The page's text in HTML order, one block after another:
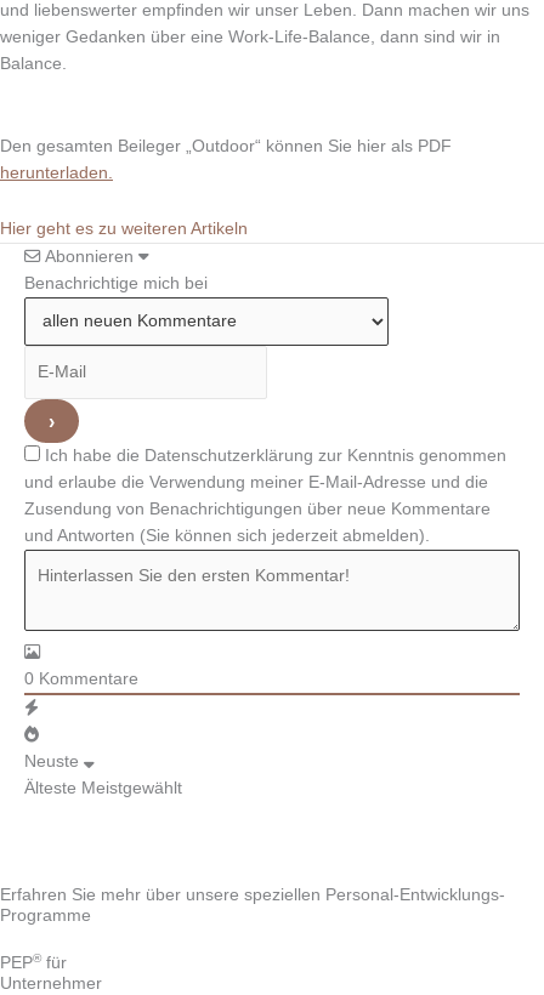
und liebenswerter empfinden wir unser Leben. Dann machen wir uns
weniger Gedanken über eine Work-Life-Balance, dann sind wir in
Balance.
Den gesamten Beileger „Outdoor“ können Sie hier als PDF
herunterladen.
Hier geht es zu weiteren Artikeln
Abonnieren
Benachrichtige mich bei
Ich habe die Datenschutzerklärung zur Kenntnis genommen
und erlaube die Verwendung meiner E-Mail-Adresse und die
Zusendung von Benachrichtigungen über neue Kommentare
und Antworten (Sie können sich jederzeit abmelden).
0 Kommentare
Neuste
Älteste Meistgewählt
Erfahren Sie mehr über unsere speziellen Personal-Entwicklungs-
Programme
PEP® für
Unternehmer